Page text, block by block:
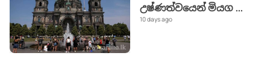
උෂ්ණත්වයෙන් මියග ...
10 days ago